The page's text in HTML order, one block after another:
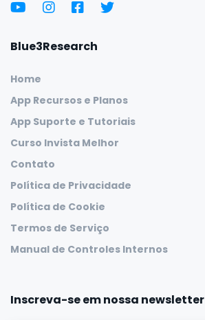
Blue3Research
Home
App Recursos e Planos
App Suporte e Tutoriais
Curso Invista Melhor
Contato
Política de Privacidade
Política de Cookie
Termos de Serviço
Manual de Controles Internos
Inscreva-se em nossa newsletter